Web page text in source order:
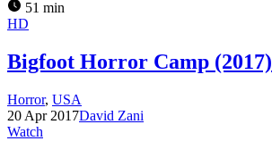
51 min
HD
Bigfoot Horror Camp (2017)
Horror, USA
20 Apr 2017David Zani
Watch